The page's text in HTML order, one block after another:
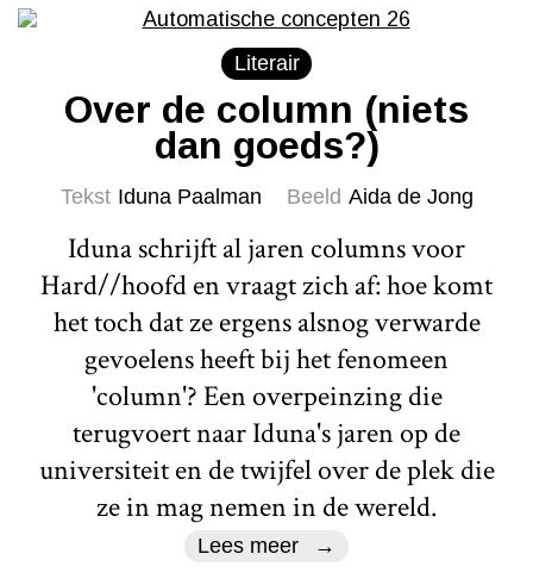
Literair
Over de column (niets
dan goeds?)
Tekst Iduna Paalman Beeld Aida de Jong
Iduna schrijft al jaren columns voor
Hard//hoofd en vraagt zich af: hoe komt
het toch dat ze ergens alsnog verwarde
gevoelens heeft bij het fenomeen
'column'? Een overpeinzing die
terugvoert naar Iduna's jaren op de
universiteit en de twijfel over de plek die
ze in mag nemen in de wereld.
Lees meer